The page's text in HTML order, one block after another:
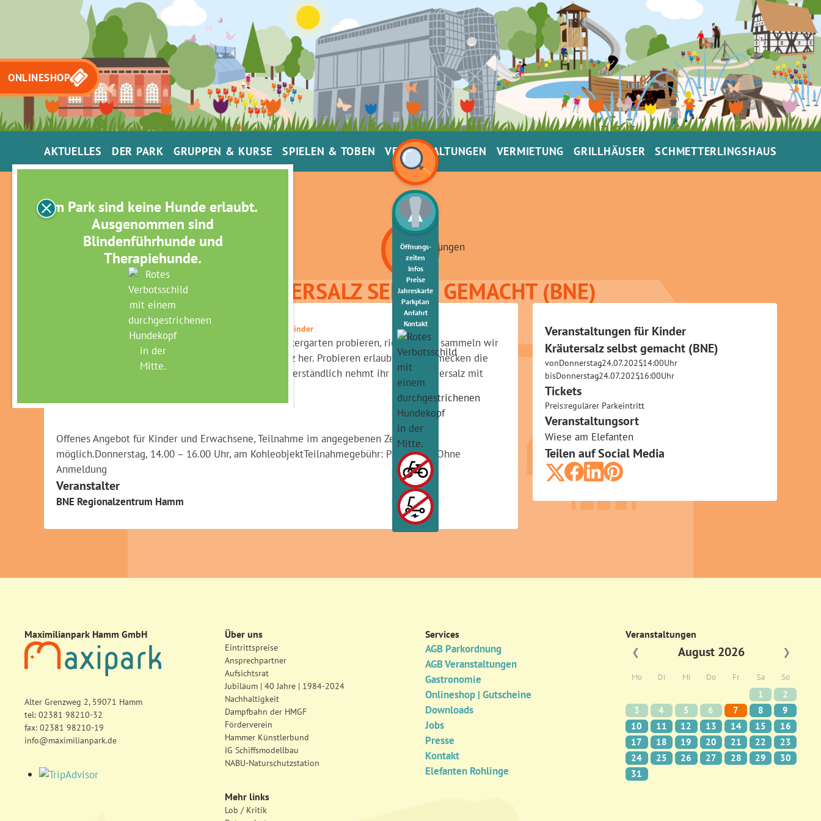
AKTUELLES DER PARK GRUPPEN & KURSE SPIELEN & TOBEN VERANSTALTUNGEN VERMIETUNG GRILLHÄUSER SCHMETTERLINGSHAUS
Öffnungs­
zeiten
Infos
Preise
Jahreskarte
Parkplan
Anfahrt
Kontakt
Im Park sind keine Hunde erlaubt.
Ausgenommen sind
Blindenführhunde und
Therapiehunde.
ONLINESHOP
KRÄUTERSALZ SELBST GEMACHT (BNE)
Veranstaltungen Veranstaltungen für Kinder
Bei einem Rundgang durch den Kräuter- und Apothekergarten probieren, riechen und sammeln wir
allerlei Kräuter und stellen unser eigenes Kräutersalz her. Probieren erlaubt! Wie schmecken die
Eigenkreationen mit Frischkäse und Cracker? Selbstverständlich nehmt ihr Euer Kräutersalz mit
Offenes Angebot für Kinder und Erwachsene, Teilnahme im angegebenen Zeitraum
möglich.Donnerstag, 14.00 – 16.00 Uhr, am KohleobjektTeilnahmegebühr: ParkeintrittOhne
Anmeldung
Veranstalter
BNE Regionalzentrum Hamm
Veranstaltungen für Kinder
Kräutersalz selbst gemacht (BNE)
vonDonnerstag,24.07.2025,14:00Uhr
bisDonnerstag,24.07.2025,16:00Uhr
Tickets
Preis:regulärer Parkeintritt
.
Veranstaltungsort
Wiese am Elefanten
Teilen auf Social Media
Maximilianpark Hamm GmbH
Alter Grenzweg 2, 59071 Hamm
tel: 02381 98210-32
fax: 02381 98210-19
info@maximilianpark.de
Über uns
Eintrittspreise
Ansprechpartner
Aufsichtsrat
Jubiläum | 40 Jahre | 1984-2024
Nachhaltigkeit
Dampfbahn der HMGF
Förderverein
Hammer Künstlerbund
IG Schiffsmodellbau
NABU-Naturschutzstation
Mehr links
Lob / Kritik
Services
AGB Parkordnung
AGB Veranstaltungen
Gastronomie
Onlineshop | Gutscheine
Downloads
Jobs
Presse
Kontakt
Elefanten Rohlinge
Veranstaltungen
❮
August 2026 ❯
Mo Di Mi Do Fr Sa So
1
2
3
4 5 6 7 8
9
10
11 12 13 14 15
16
17
18 19 20 21 22
23
24
25 26 27 28 29
30
31